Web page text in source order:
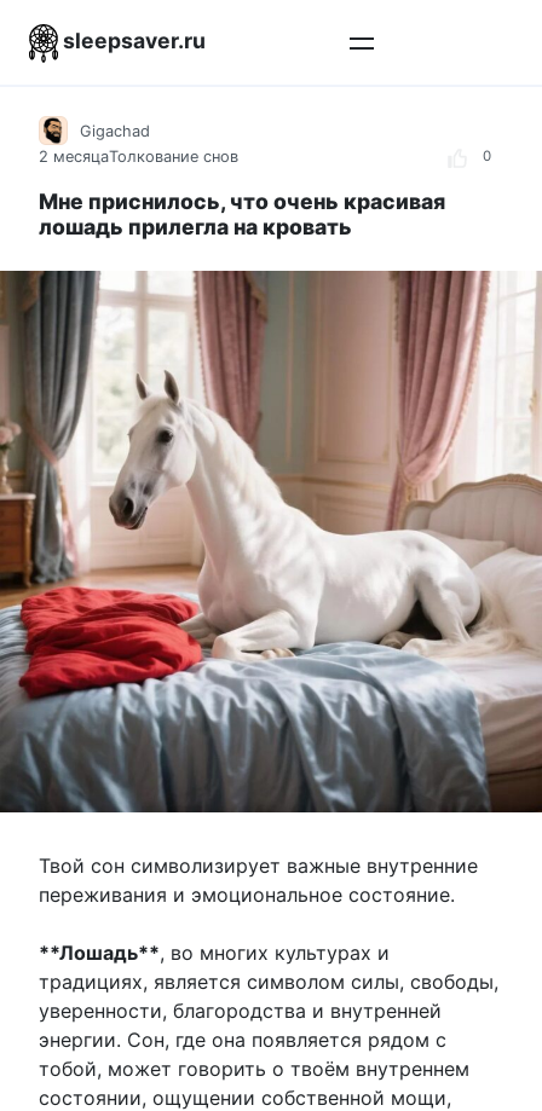
sleepsaver.ru
0
Gigachad
2 месяцаТолкование снов
Мне приснилось, что очень красивая
лошадь прилегла на кровать
Твой сон символизирует важные внутренние
переживания и эмоциональное состояние.
**Лошадь**, во многих культурах и
традициях, является символом силы, свободы,
уверенности, благородства и внутренней
энергии. Сон, где она появляется рядом с
тобой, может говорить о твоём внутреннем
состоянии, ощущении собственной мощи,